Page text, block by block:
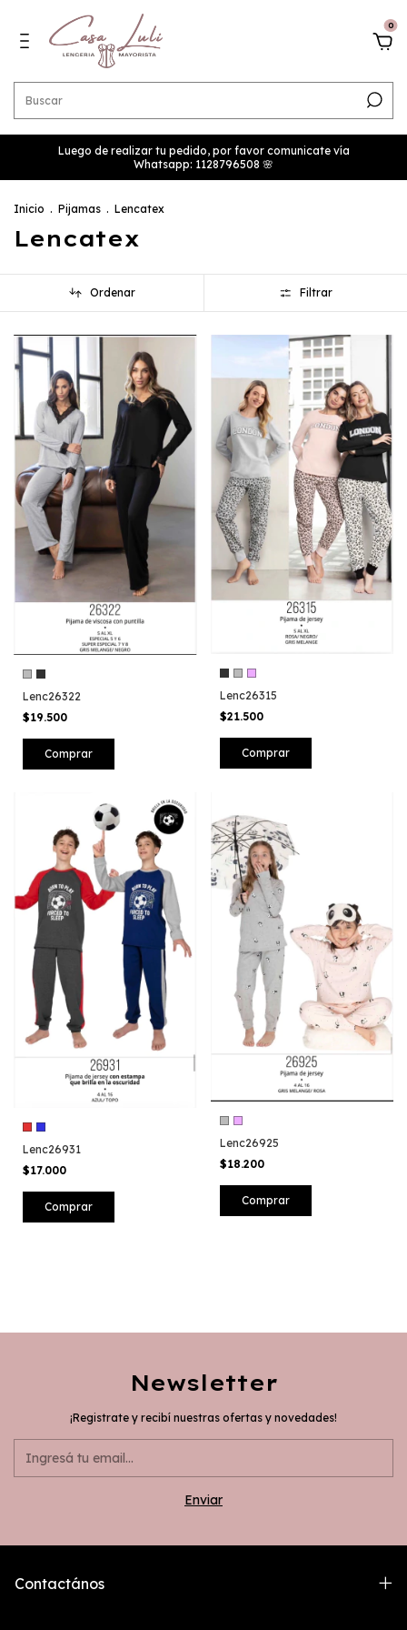
0
Luego de realizar tu pedido, por favor comunicate vía
Whatsapp: 1128796508 🌸
Inicio . Pijamas . Lencatex
Lencatex
Ordenar Filtrar
Lenc26322
$19.500
Comprar
Lenc26315
$21.500
Comprar
Lenc26931
$17.000
Comprar
Lenc26925
$18.200
Comprar
Newsletter
¡Registrate y recibí nuestras ofertas y novedades!
Contactános